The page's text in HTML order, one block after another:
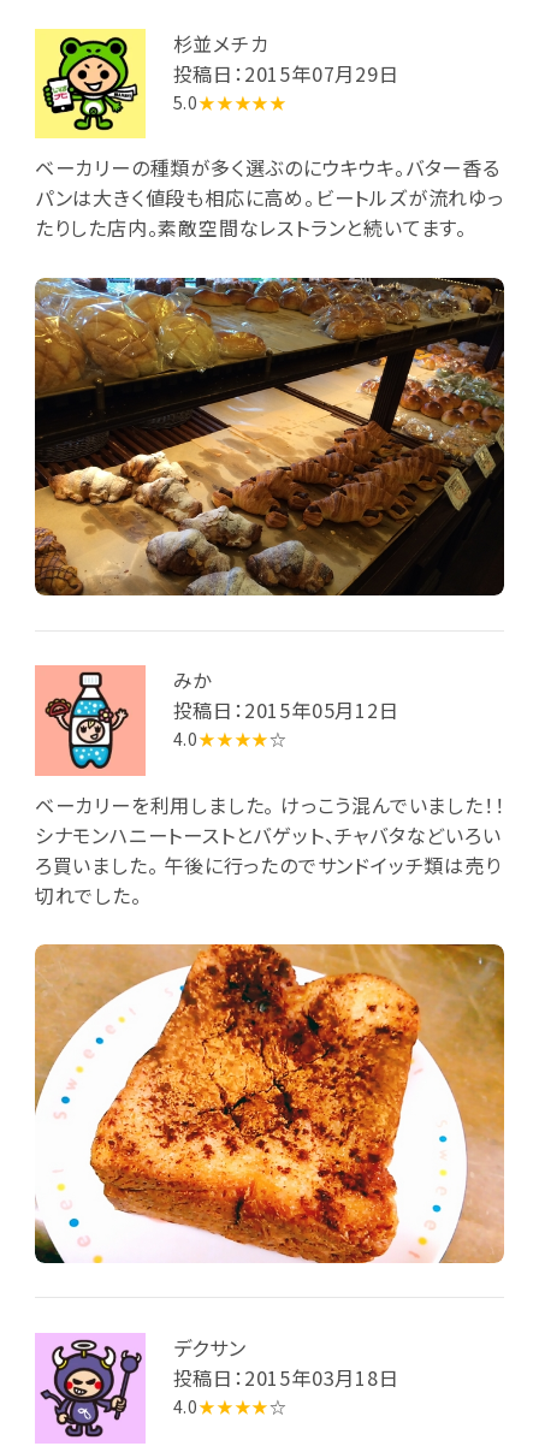
杉並メチカ
投稿日：2015年07月29日
5.0★★★★★
ベーカリーの種類が多く選ぶのにウキウキ。バター香る
パンは大きく値段も相応に高め。ビートルズが流れゆっ
たりした店内。素敵空間なレストランと続いてます。
みか
投稿日：2015年05月12日
4.0★★★★☆
ベーカリーを利用しました。 けっこう混んでいました！！
シナモンハニートーストとバゲット、チャバタなどいろい
ろ買いました。 午後に行ったのでサンドイッチ類は売り
切れでした。
デクサン
投稿日：2015年03月18日
4.0★★★★☆